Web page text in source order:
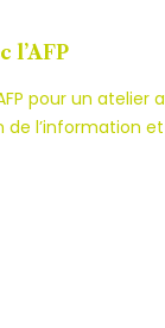
l’AFP
pour un
de l’information